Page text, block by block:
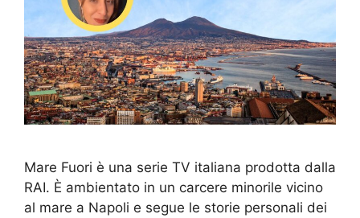
Mare Fuori è una serie TV italiana prodotta dalla
RAI. È ambientato in un carcere minorile vicino
al mare a Napoli e segue le storie personali dei